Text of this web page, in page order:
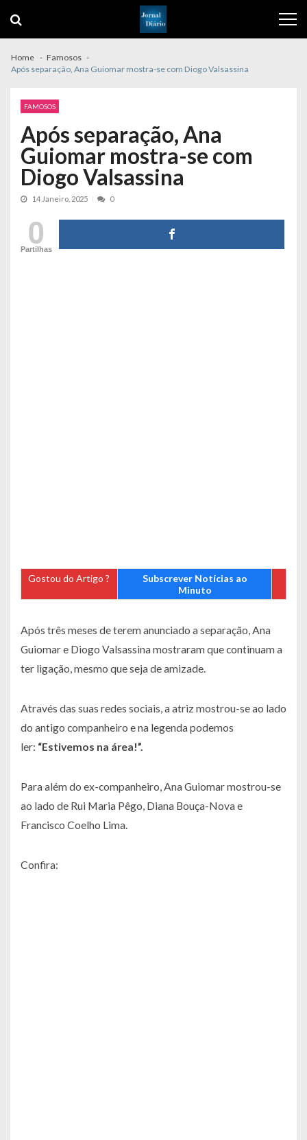
navigation
content
Home
Famosos
Após separação, Ana Guiomar mostra-se com Diogo Valsassina
FAMOSOS
Após separação, Ana
Guiomar mostra-se com
Diogo Valsassina
14 Janeiro, 2025 0
0
Partilhas
Gostou do Artigo ?
Subscrever Notícias ao
Minuto
Após três meses de terem anunciado a separação, Ana
Guiomar e Diogo Valsassina mostraram que continuam a
ter ligação, mesmo que seja de amizade.
Através das suas redes sociais, a atriz mostrou-se ao lado
do antigo companheiro e na legenda podemos
ler: “Estivemos na área!”.
Para além do ex-companheiro, Ana Guiomar mostrou-se
ao lado de Rui Maria Pêgo, Diana Bouça-Nova e
Francisco Coelho Lima.
Confira: